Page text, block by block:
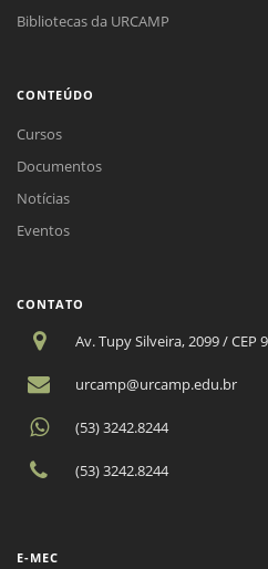
Bibliotecas da URCAMP
CONTEÚDO
Cursos
Documentos
Notícias
Eventos
CONTATO
Av. Tupy Silveira, 2099 / CEP
urcamp@urcamp.edu.br
(53) 3242.8244
(53) 3242.8244
E-MEC